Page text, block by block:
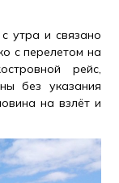
утра и связано
с перелетом на
рейс,
без указания
на взлёт и